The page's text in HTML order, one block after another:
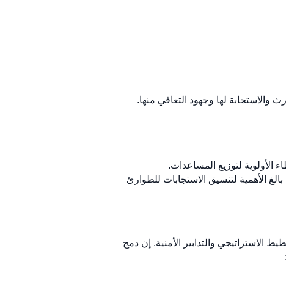
والاستجابة لها وجهود التعافي منها.
الأولوية لتوزيع المساعدات.
الأهمية لتنسيق الاستجابات للطوارئ
الاستراتيجي والتدابير الأمنية. إن دمج